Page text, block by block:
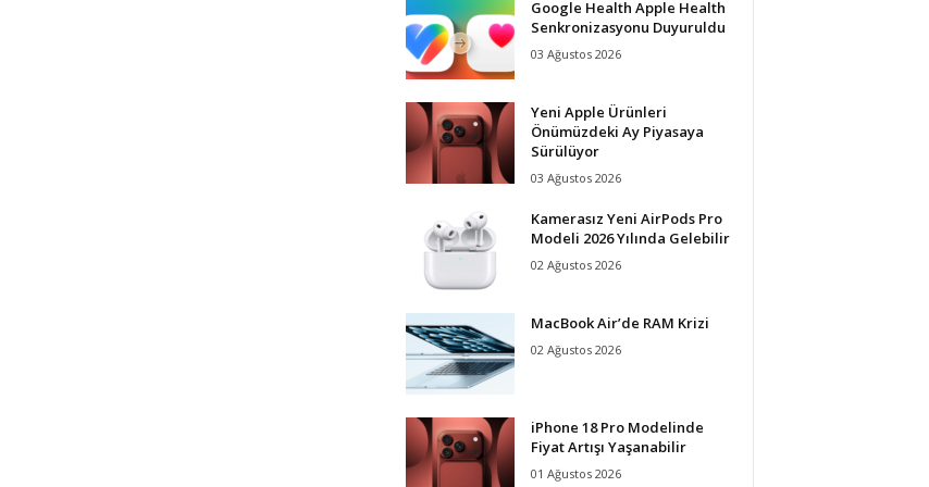
Google Health Apple Health
Senkronizasyonu Duyuruldu
03 Ağustos 2026
Yeni Apple Ürünleri
Önümüzdeki Ay Piyasaya
Sürülüyor
03 Ağustos 2026
Kamerasız Yeni AirPods Pro
Modeli 2026 Yılında Gelebilir
02 Ağustos 2026
MacBook Air’de RAM Krizi
02 Ağustos 2026
iPhone 18 Pro Modelinde
Fiyat Artışı Yaşanabilir
01 Ağustos 2026